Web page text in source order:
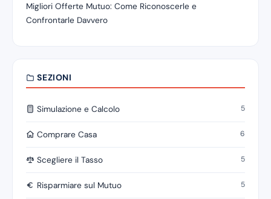
Migliori Offerte Mutuo: Come Riconoscerle e
Confrontarle Davvero
SEZIONI
Simulazione e Calcolo 5
Comprare Casa 6
Scegliere il Tasso 5
Risparmiare sul Mutuo 5